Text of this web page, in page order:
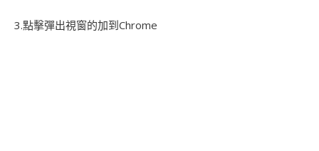
3.點擊彈出視窗的加到Chrome